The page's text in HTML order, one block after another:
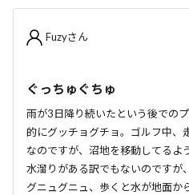
Fuzyさん
ぐっちゅぐちゅ
雨が3日降り続いたという後での
的にグッチョグチョ。ゴルフ中、
なのですが、沼地を移動してるよ
水溜りがある訳でもないのですが
グニュグニュ、歩くと水が地面か